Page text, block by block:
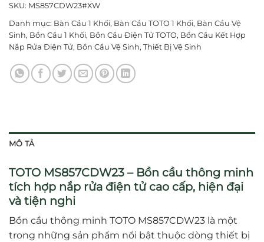
SKU: MS857CDW23#XW
Danh mục: Bàn Cầu 1 Khối, Bàn Cầu TOTO 1 Khối, Bàn Cầu Vệ
Sinh, Bồn Cầu 1 Khối, Bồn Cầu Điện Tử TOTO, Bồn Cầu Kết Hợp
Nắp Rửa Điện Tử, Bồn Cầu Vệ Sinh, Thiết Bị Vệ Sinh
MÔ TẢ
TOTO MS857CDW23 – Bồn cầu thông minh
tích hợp nắp rửa điện tử cao cấp, hiện đại
và tiện nghi
Bồn cầu thông minh TOTO MS857CDW23 là một
trong những sản phẩm nổi bật thuộc dòng thiết bị